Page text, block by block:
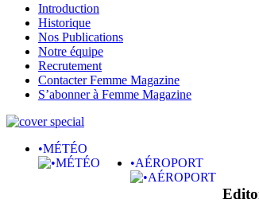
Introduction
Historique
Nos Publications
Notre équipe
Recrutement
Contacter Femme Magazine
S’abonner à Femme Magazine
•MÉTÉO
•AÉROPORT